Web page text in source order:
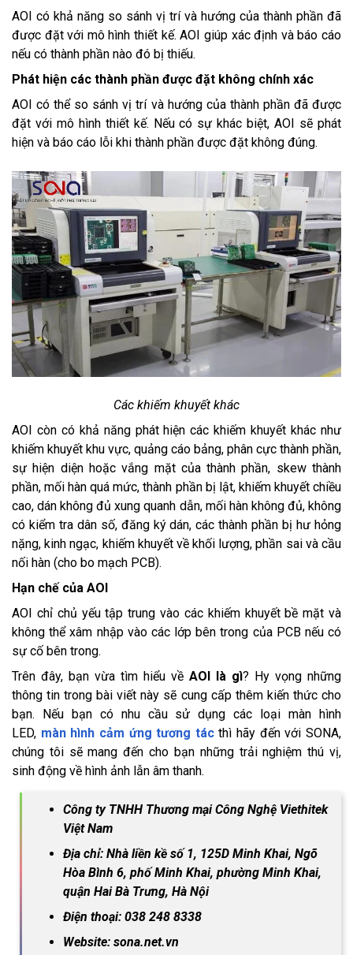
AOI có khả năng so sánh vị trí và hướng của thành phần đã
được đặt với mô hình thiết kế. AOI giúp xác định và báo cáo
nếu có thành phần nào đó bị thiếu.
Phát hiện các thành phần được đặt không chính xác
AOI có thể so sánh vị trí và hướng của thành phần đã được
đặt với mô hình thiết kế. Nếu có sự khác biệt, AOI sẽ phát
hiện và báo cáo lỗi khi thành phần được đặt không đúng.
Các khiếm khuyết khác
AOI còn có khả năng phát hiện các khiếm khuyết khác như
khiếm khuyết khu vực, quảng cáo bảng, phân cực thành phần,
sự hiện diện hoặc vắng mặt của thành phần, skew thành
phần, mối hàn quá mức, thành phần bị lật, khiếm khuyết chiều
cao, dán không đủ xung quanh dẫn, mối hàn không đủ, không
có kiểm tra dân số, đăng ký dán, các thành phần bị hư hỏng
nặng, kinh ngạc, khiếm khuyết về khối lượng, phần sai và cầu
nối hàn (cho bo mạch PCB).
Hạn chế của AOI
AOI chỉ chủ yếu tập trung vào các khiếm khuyết bề mặt và
không thể xâm nhập vào các lớp bên trong của PCB nếu có
sự cố bên trong.
Trên đây, bạn vừa tìm hiểu về AOI là gì? Hy vọng những
thông tin trong bài viết này sẽ cung cấp thêm kiến thức cho
bạn. Nếu bạn có nhu cầu sử dụng các loại màn hình
LED, màn hình cảm ứng tương tácthì hãy đến với SONA,
chúng tôi sẽ mang đến cho bạn những trải nghiệm thú vị,
sinh động về hình ảnh lẫn âm thanh.
Công ty TNHH Thương mại Công Nghệ Viethitek
Việt Nam
Địa chỉ: Nhà liền kề số 1, 125D Minh Khai, Ngõ
Hòa Bình 6, phố Minh Khai, phường Minh Khai,
quận Hai Bà Trưng, Hà Nội
Điện thoại: 038 248 8338
Website: sona.net.vn